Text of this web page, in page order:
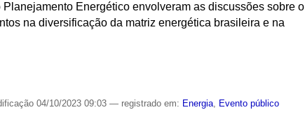
Energético envolveram as discussões sobre o
na diversificação da matriz energética brasileira e na
04/10/2023 09:03— registrado em: Energia, Evento público